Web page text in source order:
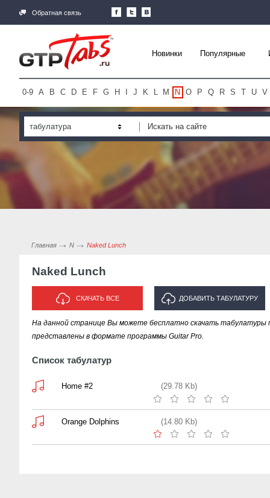
Обратная связь
Новинки Популярные
0-9 A B C D E F G H J K L M N O P Q R S T U V
табулатура
Главная N Naked Lunch
Naked Lunch
СКАЧАТЬ ВСЕ ДОБАВИТЬ ТАБУЛАТУРУ
ИСПОЛНИТЕЛЯ "NAKED LUNCH"
На данной странице Вы можете бесплатно скачать табулатуры
представлены в формате программы Guitar Pro.
Список табулатур
Home #2 (29.78 Kb)
Orange Dolphins (14.80 Kb)